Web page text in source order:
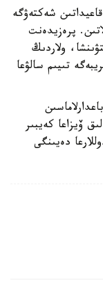
شەكتەۋگە
پرەزيدەنت
ولاردىڭ
تىيىم سالۋعا
ۆيزاعا كەيبىر
100 مىڭنان 250 مىڭ دوللارعا دەيىنگى